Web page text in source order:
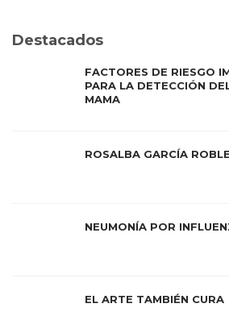
Destacados
FACTORES DE RIESGO
PARA LA DETECCIÓN
MAMA
ROSALBA GARCÍA
NEUMONÍA POR
EL ARTE TAMBIÉN CURA